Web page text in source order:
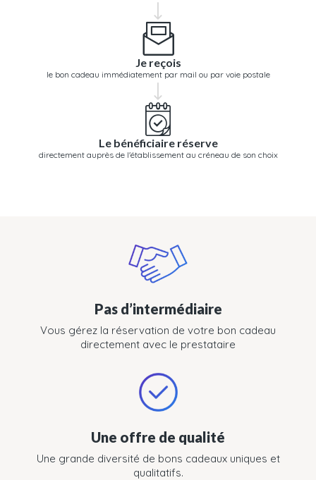
Je reçois
le bon cadeau immédiatement par mail ou par voie postale
Le bénéficiaire réserve
directement auprès de l'établissement au créneau de son choix
Pas d’intermédiaire
Vous gérez la réservation de votre bon cadeau
directement avec le prestataire
Une offre de qualité
Une grande diversité de bons cadeaux uniques et
qualitatifs.